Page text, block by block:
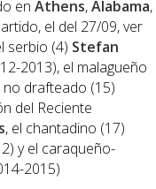
en Athens,Alabama,
el del 27/09, ver
serbio (4) Stefan
2013), el malagueño
no drafteado (15)
del Reciente
, el chantadino (17)
y el caraqueño-
2015)